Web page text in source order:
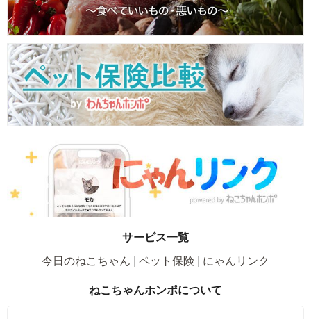
サービス一覧
今日のねこちゃん
ペット保険 にゃんリンク
ねこちゃんホンポについて